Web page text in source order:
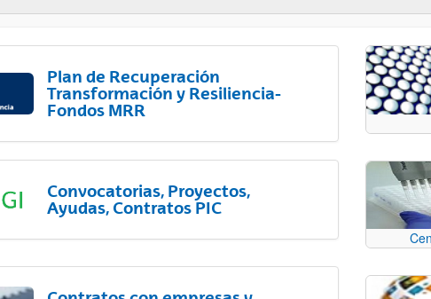
Plan de Recuperación
Transformación y Resiliencia-
Fondos MRR
Convocatorias, Proyectos,
Ayudas, Contratos PIC